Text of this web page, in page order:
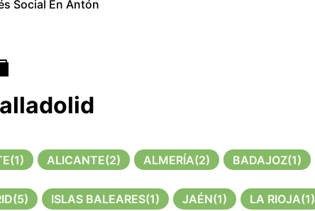
Social En Antón
(1) ALICANTE(2) ALMERÍA(2) BADAJOZ(1)
(5) ISLAS BALEARES(1) JAÉN(1) LA RIOJA(1)